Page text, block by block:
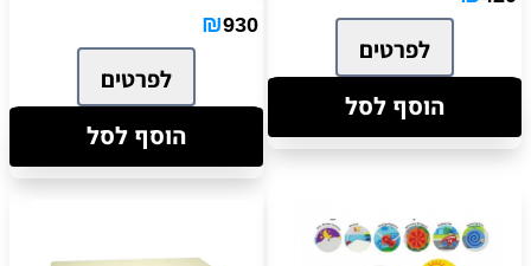
לפרטים
הוסף לסל
₪930
לפרטים
הוסף לסל